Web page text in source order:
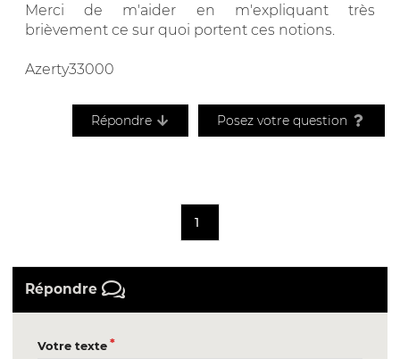
Merci de m'aider en m'expliquant très
brièvement ce sur quoi portent ces notions.
Azerty33000
Répondre Posez votre question
1
Répondre
Votre texte